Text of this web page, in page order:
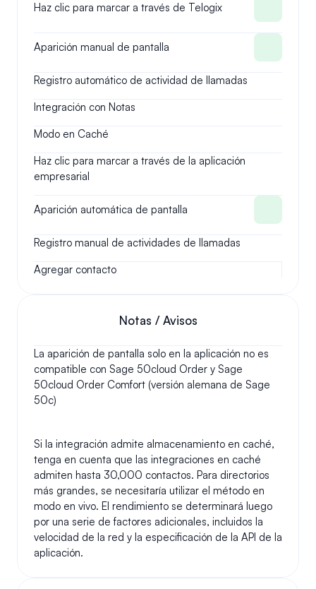
Haz clic para marcar a través de Telogix
Aparición manual de pantalla
Registro automático de actividad de llamadas
Integración con Notas
Modo en Caché
Haz clic para marcar a través de la aplicación
empresarial
Aparición automática de pantalla
Registro manual de actividades de llamadas
Agregar contacto
Notas / Avisos
La aparición de pantalla solo en la aplicación no es
compatible con Sage 50cloud Order y Sage
50cloud Order Comfort (versión alemana de Sage
50c)
Si la integración admite almacenamiento en caché,
tenga en cuenta que las integraciones en caché
admiten hasta 30,000 contactos. Para directorios
más grandes, se necesitaría utilizar el método en
modo en vivo. El rendimiento se determinará luego
por una serie de factores adicionales, incluidos la
velocidad de la red y la especificación de la API de la
aplicación.